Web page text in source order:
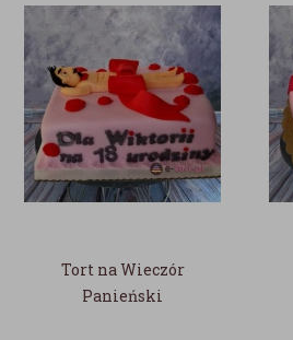
Tort na Wieczór
Panieński